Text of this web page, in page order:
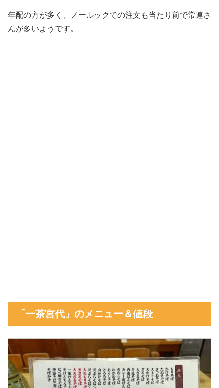
年配の方が多く、ノールックでの注文も当たり前で常連さ
んが多いようです。
「一茶宮代」のメニュー＆値段